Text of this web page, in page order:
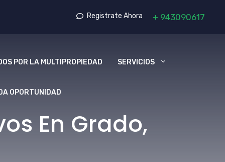
Registrate Ahora + 943090617
POR LA MULTIPROPIEDAD SERVICIOS
OPORTUNIDAD
En Grado,